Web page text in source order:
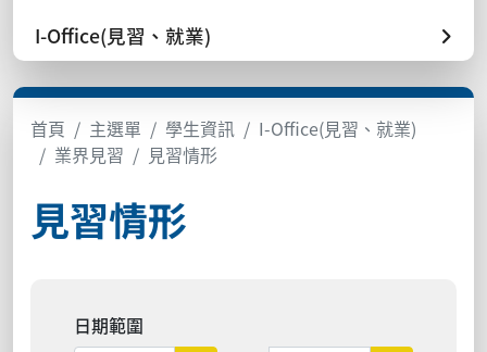
I-Office(見習、就業)
首頁 主選單 學生資訊
I-Office(見習、就業)
業界見習
見習情形
見習情形
日期範圍